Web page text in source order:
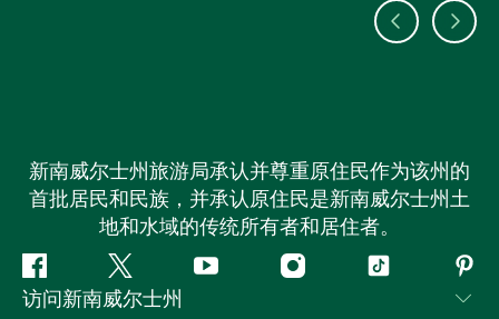
新南威尔士州旅游局承认并尊重原住民作为该州的
首批居民和民族，并承认原住民是新南威尔士州土
地和水域的传统所有者和居住者。
Facebook叽
叽
YouTube Instagram抖
访问新南威尔士州